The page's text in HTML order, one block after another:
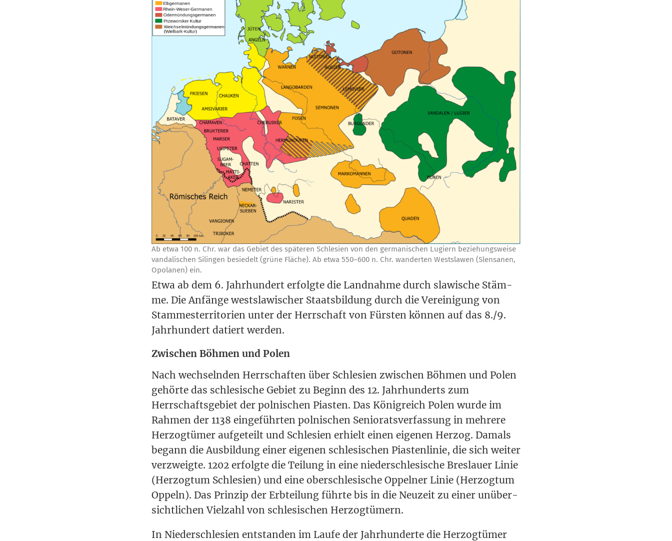
Ab etwa 100 n. Chr. war das Gebiet des spä­te­ren Schle­si­en von den ger­ma­ni­schen Lug­i­ern bezie­hungs­wei­se
van­da­li­schen Silin­gen besie­delt (grü­ne Flä­che). Ab etwa 550–600 n. Chr. wan­der­ten West­sla­wen (Slens­a­nen,
Opol­a­nen) ein.
Etwa ab dem 6. Jahr­hun­dert erfolg­te die Land­nah­me durch sla­wi­sche Stäm­
me. Die Anfän­ge west­sla­wi­scher Staats­bil­dung durch die Ver­ei­ni­gung von
Stam­mes­ter­ri­to­ri­en unter der Herr­schaft von Fürs­ten kön­nen auf das 8./9.
Jahr­hun­dert datiert werden.
Zwischen Böhmen und Polen
Nach wech­seln­den Herr­schaf­ten über Schle­si­en zwi­schen Böh­men und Polen
gehör­te das schle­si­sche Gebiet zu Beginn des 12. Jahr­hun­derts zum
Herr­schafts­ge­biet der pol­ni­schen Pias­ten. Das König­reich Polen wur­de im
Rah­men der 1138 ein­ge­führ­ten pol­ni­schen Seni­o­rats­ver­fas­sung in meh­re­re
Her­zog­tü­mer auf­ge­teilt und Schle­si­en erhielt einen eige­nen Her­zog. Damals
begann die Aus­bil­dung einer eige­nen schle­si­schen Pias­ten­li­nie, die sich wei­ter
ver­zweig­te. 1202 erfolg­te die Tei­lung in eine nie­der­schle­si­sche Bres­lau­er Linie
(Her­zog­tum Schle­si­en) und eine ober­schle­si­sche Oppel­ner Linie (Her­zog­tum
Oppeln). Das Prin­zip der Erb­tei­lung führ­te bis in die Neu­zeit zu einer unüber­
sicht­li­chen Viel­zahl von schle­si­schen Herzogtümern.
In Nie­der­schle­si­en ent­stan­den im Lau­fe der Jahr­hun­der­te die Her­zog­tü­mer